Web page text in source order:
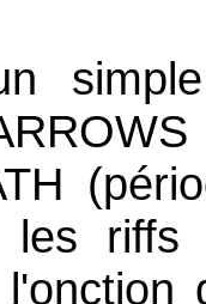
S
les riffs